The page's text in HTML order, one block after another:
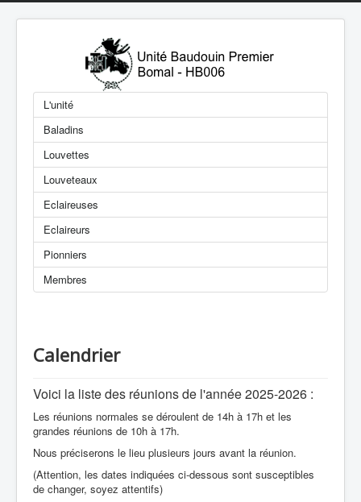
L'unité
Baladins
Louvettes
Louveteaux
Eclaireuses
Eclaireurs
Pionniers
Membres
Calendrier
Voici la liste des réunions de l'année 2025-2026 :
Les réunions normales se déroulent de 14h à 17h et les
grandes réunions de 10h à 17h.
Nous préciserons le lieu plusieurs jours avant la réunion.
(Attention, les dates indiquées ci-dessous sont susceptibles
de changer, soyez attentifs)